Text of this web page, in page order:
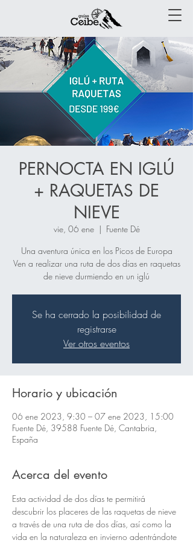
PERNOCTA EN IGLÚ
+ RAQUETAS DE
NIEVE
vie, 06 ene
  |
Fuente Dé
Una aventura única en los Picos de Europa
Ven a realizar una ruta de dos días en raquetas
de nieve durmiendo en un iglú
Se ha cerrado la posibilidad de
registrarse
Ver otros eventos
Horario y ubicación
06 ene 2023, 9:30 – 07 ene 2023, 15:00
Fuente Dé, 39588 Fuente Dé, Cantabria,
España
Acerca del evento
Esta actividad de dos días te permitirá
descubrir los placeres de las raquetas de nieve
a través de una ruta de dos días, así como la
vida en la naturaleza en invierno adentrándote